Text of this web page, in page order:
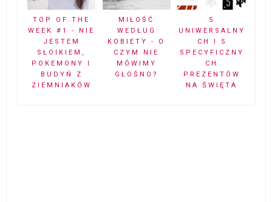
TOP OF THE
WEEK #1 - NIE
JESTEM
SŁOIKIEM,
POKEMONY I
BUDYŃ Z
ZIEMNIAKÓW
MIŁOŚĆ
WEDŁUG
KOBIETY - O
CZYM NIE
MÓWIMY
GŁOŚNO?
5
UNIWERSALNY
CH I 5
SPECYFICZNY
CH
PREZENTÓW
NA ŚWIĘTA